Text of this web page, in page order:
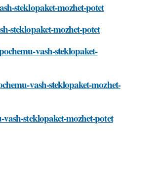
steklopaket-mozhet-potet
steklopaket-mozhet-potet
vash-steklopaket-
vash-steklopaket-mozhet-
steklopaket-mozhet-potet